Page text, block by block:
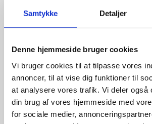
Samtykke Detaljer
Denne hjemmeside bruger cookies
Vi bruger cookies til at tilpasse vores
annoncer, til at vise dig funktioner til
at analysere vores trafik. Vi deler også
din brug af vores hjemmeside med
for sociale medier,
giver
udvalg
For at sikre høj kvalitet
leveringssikkerhed
med de største og
anerkendte leverandører